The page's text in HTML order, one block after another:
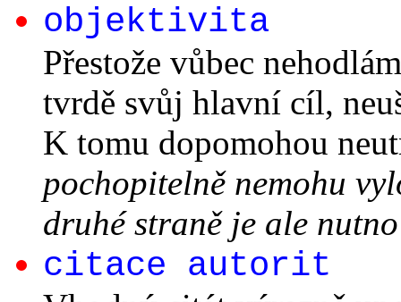
objektivita
Přestože vůbec
tvrdě svůj hlavní cíl,
K tomu dopomohou
pochopitelně nemohu
druhé straně je ale
citace autorit